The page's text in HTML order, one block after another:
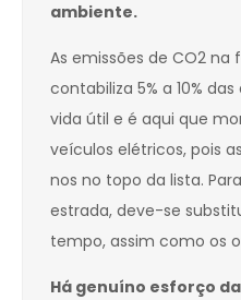
ambiente.
As emissões de CO2
contabiliza 5% a 10%
vida útil e é aqui que
veículos elétricos, pois
nos no topo da lista.
estrada, deve-se
tempo, assim como os
Há genuíno esforço